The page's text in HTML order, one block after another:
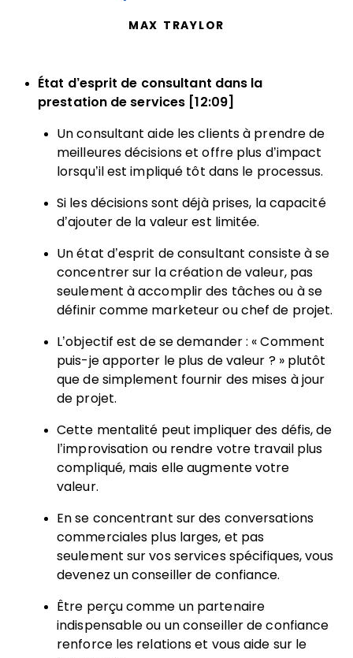
MAX TRAYLOR
État d’esprit de consultant dans la
prestation de services [12:09]
Un consultant aide les clients à prendre de
meilleures décisions et offre plus d’impact
lorsqu’il est impliqué tôt dans le processus.
Si les décisions sont déjà prises, la capacité
d’ajouter de la valeur est limitée.
Un état d’esprit de consultant consiste à se
concentrer sur la création de valeur, pas
seulement à accomplir des tâches ou à se
définir comme marketeur ou chef de projet.
L’objectif est de se demander : « Comment
puis-je apporter le plus de valeur ? » plutôt
que de simplement fournir des mises à jour
de projet.
Cette mentalité peut impliquer des défis, de
l’improvisation ou rendre votre travail plus
compliqué, mais elle augmente votre
valeur.
En se concentrant sur des conversations
commerciales plus larges, et pas
seulement sur vos services spécifiques, vous
devenez un conseiller de confiance.
Être perçu comme un partenaire
indispensable ou un conseiller de confiance
renforce les relations et vous aide sur le